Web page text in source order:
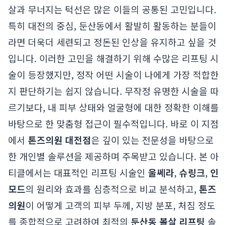
살과 무너지는 턱선은 많은 이들의 공통된 고민입니다.
특히 대전의 중심, 둔산동에서 활발히 활동하는 분들이
라면 더욱더 세련되고 정돈된 인상을 유지하고 싶을 것
입니다. 이러한 고민을 해결하기 위해 수많은 리프팅 시
술이 등장했지만, 정작 어떤 시술이 나에게 가장 적합한
지 판단하기는 쉽지 않습니다. 무작정 유명한 시술을 따
르기보다, 내 피부 상태와 얼굴형에 대한 정확한 이해를
바탕으로 한 맞춤형 접근이 필수적입니다. 바로 이 지점
에서 톤즈의원 대전점은 깊이 있는 전문성을 바탕으로
한 개인별 솔루션을 제공하며 주목받고 있습니다. 본 아
티클에서는 대표적인 리프팅 시술인 울쎄라, 슈링크, 인
모드의 원리와 효과를 심층적으로 비교 분석하고, 톤즈
의원이 어떻게 고객의 피부 두께, 지방 분포, 처짐 정도
를 종합적으로 고려하여 최적의 둔산동 볼살 리프팅 솔